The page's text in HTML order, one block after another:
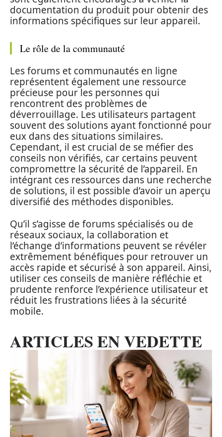
documentation du produit pour obtenir des
informations spécifiques sur leur appareil.
Le rôle de la communauté
Les forums et communautés en ligne
représentent également une ressource
précieuse pour les personnes qui
rencontrent des problèmes de
déverrouillage. Les utilisateurs partagent
souvent des solutions ayant fonctionné pour
eux dans des situations similaires.
Cependant, il est crucial de se méfier des
conseils non vérifiés, car certains peuvent
compromettre la sécurité de l’appareil. En
intégrant ces ressources dans une recherche
de solutions, il est possible d’avoir un aperçu
diversifié des méthodes disponibles.
Qu’il s’agisse de forums spécialisés ou de
réseaux sociaux, la collaboration et
l’échange d’informations peuvent se révéler
extrêmement bénéfiques pour retrouver un
accès rapide et sécurisé à son appareil. Ainsi,
utiliser ces conseils de manière réfléchie et
prudente renforce l’expérience utilisateur et
réduit les frustrations liées à la sécurité
mobile.
ARTICLES EN VEDETTE